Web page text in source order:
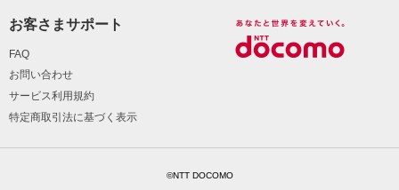
お客さまサポート
FAQ
お問い合わせ
サービス利用規約
特定商取引法に基づく表示
©NTT DOCOMO